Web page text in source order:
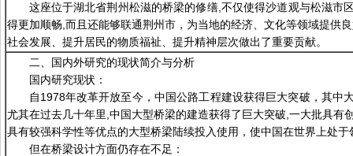
这座位于湖北省荆州松滋的桥梁的修缮,不仅使得沙道观与松滋市
得更加顺畅,而且还能够联通荆州市，为当地的经济、文化等领域提供
社会发展、提升居民的物质福祉、提升精神层次做出了重要贡献。
二、国内外研究的现状简介与分析
国内研究现状：
自1978年改革开放至今，中国公路工程建设获得巨大突破，其中
尤其在过去几十年里,中国大型桥梁的建造获得了巨大突破,一大批具有
具有较强科学性等优点的大型桥梁陆续投入使用，使中国在世界上处于
但在桥梁设计方面仍存在不足：